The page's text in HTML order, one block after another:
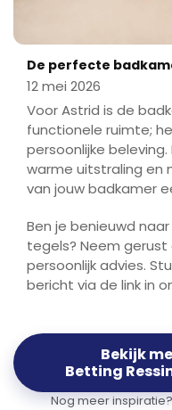
De perfecte
12 mei 2026
Voor Astrid is de
functionele ruimte;
persoonlijke
warme uitstraling en
van jouw badkamer
Ben je benieuwd
tegels? Neem
persoonlijk advies.
bericht via de link in
Bekijk
Betting
Nog meer